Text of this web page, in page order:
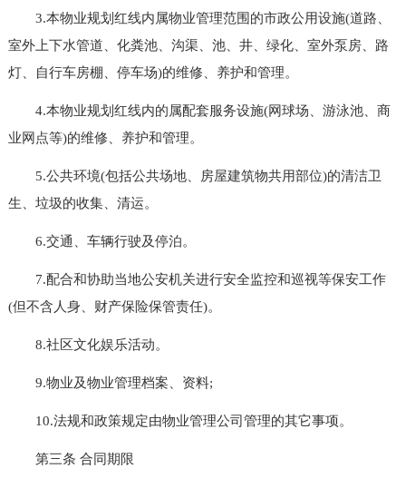
3.本物业规划红线内属物业管理范围的市政公用设施(道路、
室外上下水管道、化粪池、沟渠、池、井、绿化、室外泵房、路
灯、自行车房棚、停车场)的维修、养护和管理。
4.本物业规划红线内的属配套服务设施(网球场、游泳池、商
业网点等)的维修、养护和管理。
5.公共环境(包括公共场地、房屋建筑物共用部位)的清洁卫
生、垃圾的收集、清运。
6.交通、车辆行驶及停泊。
7.配合和协助当地公安机关进行安全监控和巡视等保安工作
(但不含人身、财产保险保管责任)。
8.社区文化娱乐活动。
9.物业及物业管理档案、资料;
10.法规和政策规定由物业管理公司管理的其它事项。
第三条 合同期限